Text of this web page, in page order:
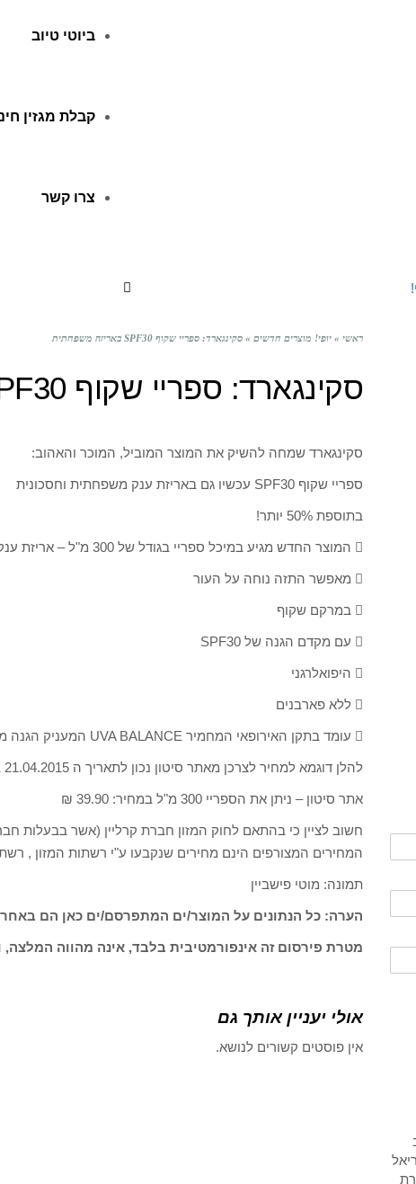
ביוטי טיוב
קבלת מגזין
צרו קשר
ראשי » יופי! מוצרים חדשים » סקינגארד: ספריי שקוף SPF30 באריזה משפחתית
סקינגארד: ספריי שקוף SPF30 באריזה משפחתית
סקינגארד שמחה להשיק את המוצר המוביל, המוכר והאהוב:
ספריי שקוף SPF30 עכשיו גם באריזת ענק משפחתית וחסכונית
בתוספת 50% יותר!
 המוצר החדש מגיע במיכל ספריי בגודל של 300 מ"ל – אריזת ענק חסכונית!
 מאפשר התזה נוחה על העור
 במרקם שקוף
 עם מקדם הגנה של SPF30
 היפואלרגני
 ללא פארבנים
 עומד בתקן האירופאי המחמיר UVA BALANCE המעניק הגנה מרבית מקרני UVA / UVB
להלן דוגמא למחיר לצרכן מאתר סיטון נכון לתאריך ה 21.04.2015 בשעה 16:00 :
אתר סיטון – ניתן את הספריי 300 מ"ל במחיר: 39.90 ₪
חשוב לציין כי בהתאם לחוק המזון חברת קרליין (אשר בבעלות
המחירים המצורפים הינם מחירים שנקבעו ע"י רשתות המזון ,
תמונה: מוטי פישביין
הערה: כל הנתונים על המוצר/ים המתפרסם/ים כאן הם
מטרת פירסום זה אינפורמטיבית בלבד, אינה מהווה המלצה,
אולי יעניין אותך גם
אין פוסטים קשורים לנושא.